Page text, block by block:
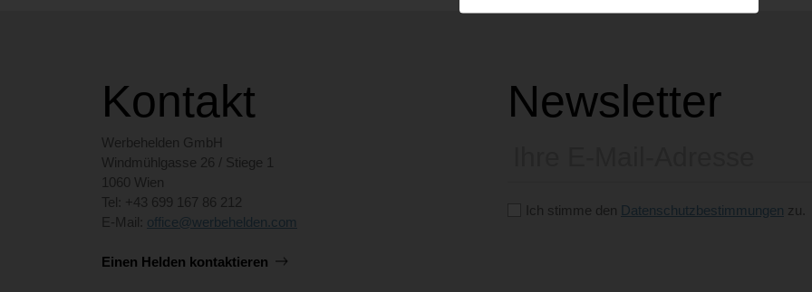
Kontakt
Werbehelden GmbH
Windmühlgasse 26 / Stiege 1
1060 Wien
Tel: +43 699 167 86 212
E-Mail: office@werbehelden.com
Einen Helden kontaktieren
Newsletter
Ich stimme den Datenschutzbestimmungen zu.